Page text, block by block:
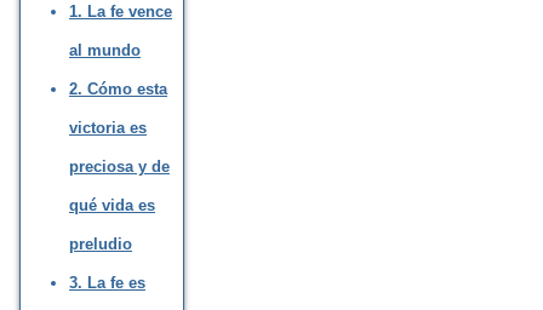
1. La fe vence
al mundo
2. Cómo esta
victoria es
preciosa y de
qué vida es
preludio
3. La fe es